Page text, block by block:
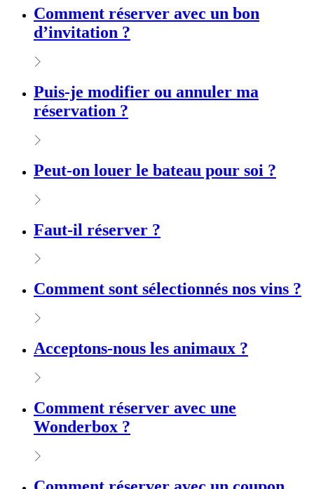
Comment réserver avec un bon
d’invitation ?
Puis-je modifier ou annuler ma
réservation ?
Peut-on louer le bateau pour soi ?
Faut-il réserver ?
Comment sont sélectionnés nos vins ?
Acceptons-nous les animaux ?
Comment réserver avec une
Wonderbox ?